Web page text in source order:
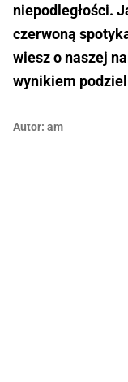
niepodległości.
czerwoną
wiesz o naszej
wynikiem
Autor: am